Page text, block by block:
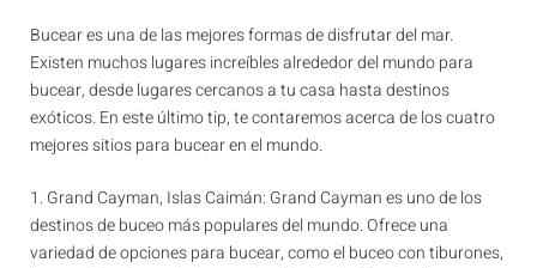
Bucear es una de las mejores formas de disfrutar del mar.
Existen muchos lugares increíbles alrededor del mundo para
bucear, desde lugares cercanos a tu casa hasta destinos
exóticos. En este último tip, te contaremos acerca de los cuatro
mejores sitios para bucear en el mundo.
1. Grand Cayman, Islas Caimán: Grand Cayman es uno de los
destinos de buceo más populares del mundo. Ofrece una
variedad de opciones para bucear, como el buceo con tiburones,